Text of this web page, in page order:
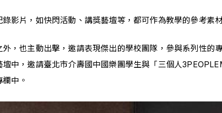
影片，如快閃活動、講獎藝壇等，都可作為教學的參考素
，也主動出擊，邀請表現傑出的學校團隊，參與系列性的
中，邀請臺北市介壽國中國樂團學生與「三個人
中。